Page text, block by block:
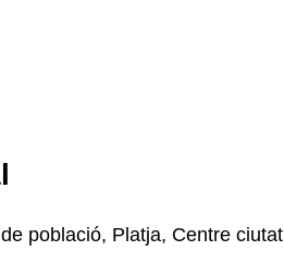
població, Platja, Centre ciutat